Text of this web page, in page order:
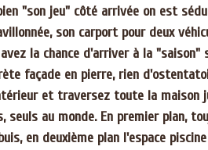
"son jeu" côté arrivée on est
son carport pour deux
la chance d'arriver à la "saison"
façade en pierre, rien
et traversez toute la maison
seuls au monde. En premier plan,
en deuxième plan l'espace